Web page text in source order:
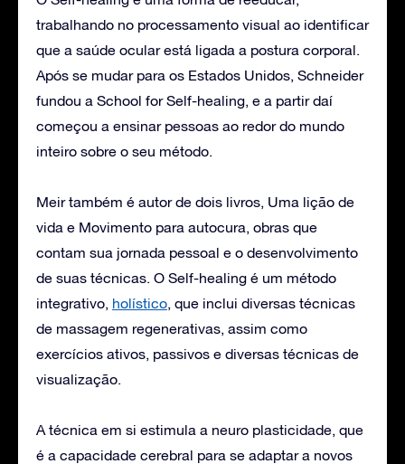
trabalhando no processamento visual ao identificar
que a saúde ocular está ligada a postura corporal.
Após se mudar para os Estados Unidos, Schneider
fundou a School for Self-healing, e a partir daí
começou a ensinar pessoas ao redor do mundo
inteiro sobre o seu método.
Meir também é autor de dois livros, Uma lição de
vida e Movimento para autocura, obras que
contam sua jornada pessoal e o desenvolvimento
de suas técnicas. O Self-healing é um método
integrativo, holístico, que inclui diversas técnicas
de massagem regenerativas, assim como
exercícios ativos, passivos e diversas técnicas de
visualização.
A técnica em si estimula a neuro plasticidade, que
é a capacidade cerebral para se adaptar a novos